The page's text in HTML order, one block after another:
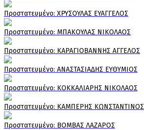
Πρoστατευμένο: ΧΡΥΣΟΥΛΑΣ ΕΥΑΓΓΕΛΟΣ
Πρoστατευμένο: ΜΠΑΚΟΥΛΑΣ ΝΙΚΟΛΑΟΣ
Πρoστατευμένο: ΚΑΡΑΓΙΟΒΑΝΝΗΣ ΑΓΓΕΛΟΣ
Πρoστατευμένο: ΑΝΑΣΤΑΣΙΑΔΗΣ ΕΥΘΥΜΙΟΣ
Πρoστατευμένο: ΚΟΚΚΑΛΙΑΡΗΣ ΝΙΚΟΛΑΟΣ
Πρoστατευμένο: ΚΑΜΠΕΡΗΣ ΚΩΝΣΤΑΝΤΙΝΟΣ
Πρoστατευμένο: ΒΟΜΒΑΣ ΛΑΖΑΡΟΣ